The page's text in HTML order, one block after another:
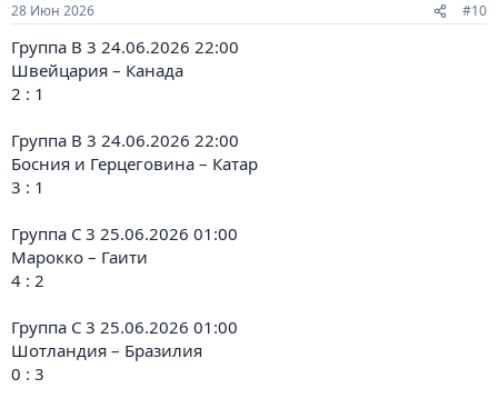
28 Июн 2026 #10
Группа B 3 24.06.2026 22:00
Швейцария – Канада
2 : 1
Группа B 3 24.06.2026 22:00
Босния и Герцеговина – Катар
3 : 1
Группа C 3 25.06.2026 01:00
Марокко – Гаити
4 : 2
Группа C 3 25.06.2026 01:00
Шотландия – Бразилия
0 : 3